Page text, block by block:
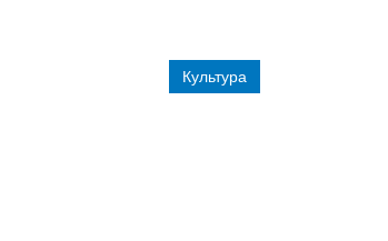
Культура